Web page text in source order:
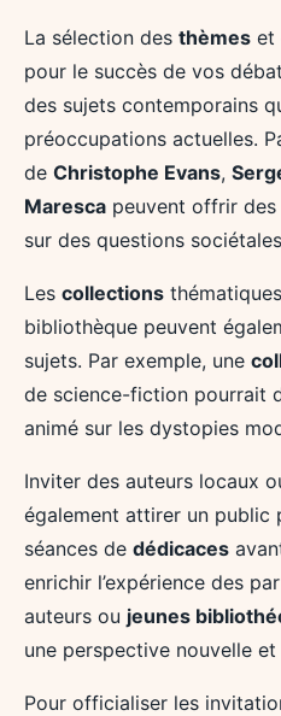
La sélection des thèmes et
pour le succès de vos
des sujets contemporains
préoccupations actuelles.
de Christophe Evans,
Maresca peuvent offrir
sur des questions
Les collections
bibliothèque peuvent
sujets. Par exemple, une
de science-fiction pourrait
animé sur les dystopies
Inviter des auteurs locaux
également attirer un public
séances de dédicaces
enrichir l’expérience des
auteurs ou jeunes
une perspective nouvelle et
Pour officialiser les